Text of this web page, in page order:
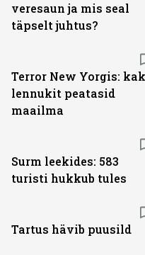
veresaun ja mis seal
täpselt juhtus?
Terror New Yorgis:
lennukit peatasid
maailma
Surm leekides: 583
turisti hukkub tules
Tartus hävib puusild